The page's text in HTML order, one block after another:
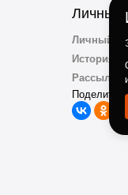
Личный
Личный
История
Рассылка